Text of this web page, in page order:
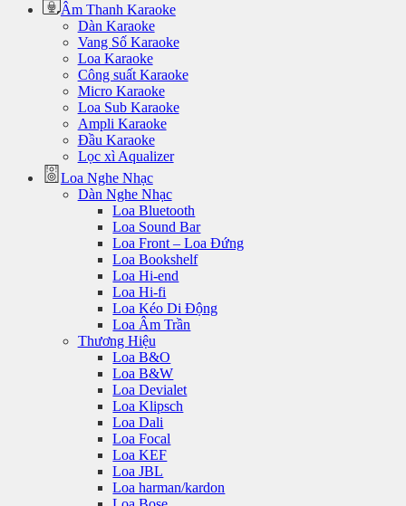
Âm Thanh Karaoke
Dàn Karaoke
Vang Số Karaoke
Loa Karaoke
Công suất Karaoke
Micro Karaoke
Loa Sub Karaoke
Ampli Karaoke
Đầu Karaoke
Lọc xì Aqualizer
Loa Nghe Nhạc
Dàn Nghe Nhạc
Loa Bluetooth
Loa Sound Bar
Loa Front – Loa Đứng
Loa Bookshelf
Loa Hi-end
Loa Hi-fi
Loa Kéo Di Động
Loa Âm Trần
Thương Hiệu
Loa B&O
Loa B&W
Loa Devialet
Loa Klipsch
Loa Dali
Loa Focal
Loa KEF
Loa JBL
Loa harman/kardon